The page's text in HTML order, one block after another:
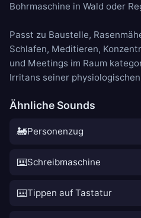
Bohrmaschine in Wald oder
Passt zu Baustelle,
Schlafen, Meditieren,
und Meetings im Raum
Irritans seiner
Ähnliche Sounds
🚂Personenzug
⌨️Schreibmaschine
⌨️Tippen auf Tastatur